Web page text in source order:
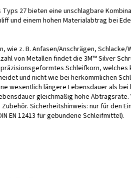
27 bieten eine unschlagbare
und einem hohen Materialabtrag bei
wie z. B. Anfasen/Anschrägen,
von Metallen findet die 3M™ Silver
Schleifkorn,
und nicht wie bei herkömmlichen
wesentlich längere Lebensdauer als
gleichmäßig hohe
Sicherheitshinweis: nur für den
EN 12413 für gebundene Schleifmittel).